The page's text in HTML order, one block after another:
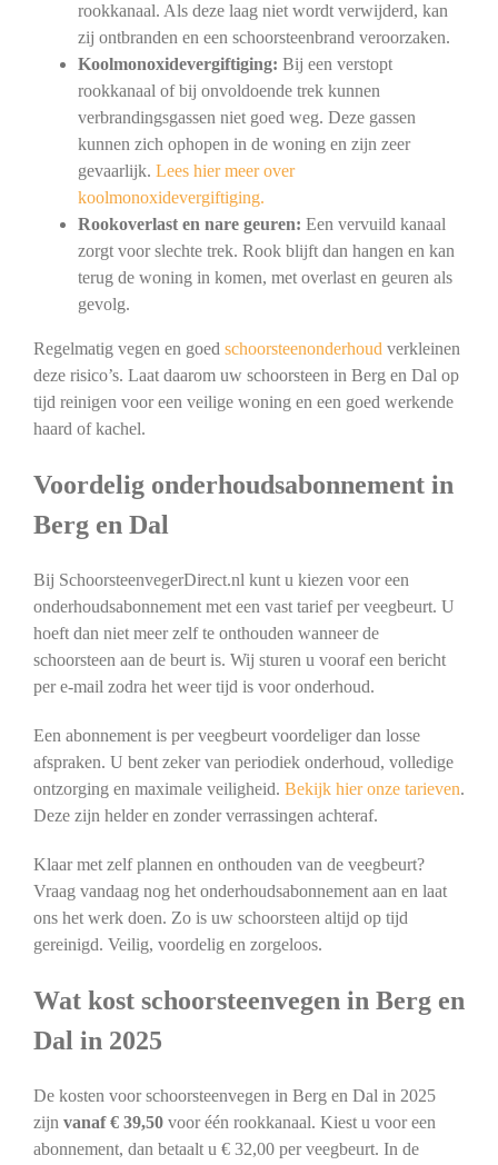
rookkanaal. Als deze laag niet wordt verwijderd, kan
zij ontbranden en een schoorsteenbrand veroorzaken.
Koolmonoxidevergiftiging: Bij een verstopt
rookkanaal of bij onvoldoende trek kunnen
verbrandingsgassen niet goed weg. Deze gassen
kunnen zich ophopen in de woning en zijn zeer
gevaarlijk. Lees hier meer over
koolmonoxidevergiftiging.
Rookoverlast en nare geuren: Een vervuild kanaal
zorgt voor slechte trek. Rook blijft dan hangen en kan
terug de woning in komen, met overlast en geuren als
gevolg.
Regelmatig vegen en goed schoorsteenonderhoud verkleinen
deze risico’s. Laat daarom uw schoorsteen in Berg en Dal op
tijd reinigen voor een veilige woning en een goed werkende
haard of kachel.
Voordelig onderhoudsabonnement in
Berg en Dal
Bij SchoorsteenvegerDirect.nl kunt u kiezen voor een
onderhoudsabonnement met een vast tarief per veegbeurt. U
hoeft dan niet meer zelf te onthouden wanneer de
schoorsteen aan de beurt is. Wij sturen u vooraf een bericht
per e-mail zodra het weer tijd is voor onderhoud.
Een abonnement is per veegbeurt voordeliger dan losse
afspraken. U bent zeker van periodiek onderhoud, volledige
ontzorging en maximale veiligheid. Bekijk hier onze tarieven.
Deze zijn helder en zonder verrassingen achteraf.
Klaar met zelf plannen en onthouden van de veegbeurt?
Vraag vandaag nog het onderhoudsabonnement aan en laat
ons het werk doen. Zo is uw schoorsteen altijd op tijd
gereinigd. Veilig, voordelig en zorgeloos.
Wat kost schoorsteenvegen in Berg en
Dal in 2025
De kosten voor schoorsteenvegen in Berg en Dal in 2025
zijn vanaf € 39,50voor één rookkanaal. Kiest u voor een
abonnement, dan betaalt u € 32,00 per veegbeurt. In de